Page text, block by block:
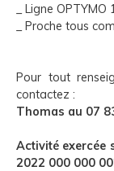
_ Ligne
_ Proche tous
Pour tout
contactez :
Thomas au 07
Activité exercée
2022 000 000